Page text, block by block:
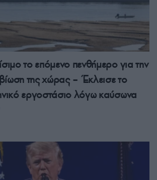
το επόμενο πενθήμερο για την
της χώρας – Έκλεισε το
εργοστάσιο λόγω καύσωνα